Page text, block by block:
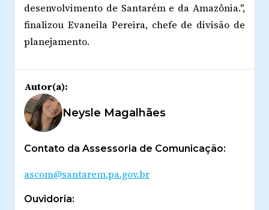
desenvolvimento de Santarém e da Amazônia.",
finalizou Evaneila Pereira, chefe de divisão de
planejamento.
Autor(a):
Neysle Magalhães
Contato da Assessoria de Comunicação:
ascom@santarem.pa.gov.br
Ouvidoria: